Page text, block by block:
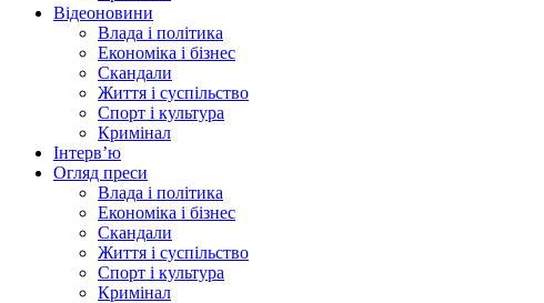
Відеоновини
Влада і політика
Економіка і бізнес
Скандали
Життя і суспільство
Спорт і культура
Кримінал
Інтерв’ю
Огляд преси
Влада і політика
Економіка і бізнес
Скандали
Життя і суспільство
Спорт і культура
Кримінал